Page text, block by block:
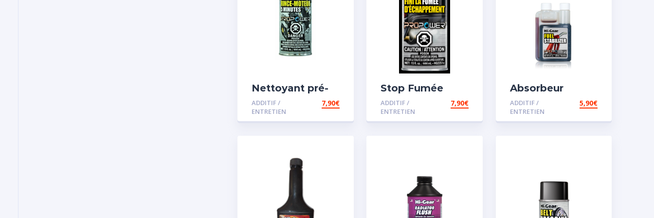
Nettoyant pré-
vidange
ADDITIF /
ENTRETIEN
7,90€
Stop Fumée
ADDITIF /
ENTRETIEN
7,90€
Absorbeur
disperssant
d’eau pour
carburant
ADDITIF /
ENTRETIEN
5,90€